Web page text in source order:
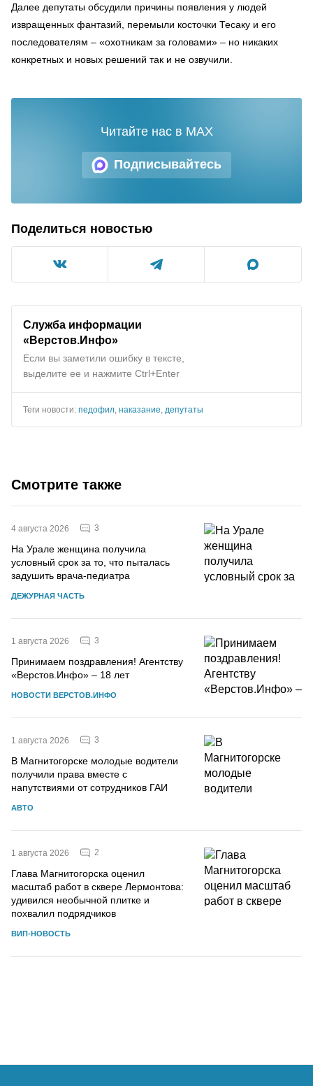
Далее депутаты обсудили причины появления у людей
извращенных фантазий, перемыли косточки Тесаку и его
последователям – «охотникам за головами» – но никаких
конкретных и новых решений так и не озвучили.
Подписывайтесь
Читайте нас в MAX
Поделиться новостью
Служба информации
«Верстов.Инфо»
Если вы заметили ошибку в тексте,
выделите ее и нажмите Ctrl+Enter
Теги новости: педофил наказание депутаты
Смотрите также
4 августа 2026 3
На Урале женщина получила
условный срок за то, что пыталась
задушить врача-педиатра
ДЕЖУРНАЯ ЧАСТЬ
1 августа 2026 3
Принимаем поздравления! Агентству
«Верстов.Инфо» – 18 лет
НОВОСТИ ВЕРСТОВ.ИНФО
1 августа 2026 3
В Магнитогорске молодые водители
получили права вместе с
напутствиями от сотрудников ГАИ
АВТО
1 августа 2026 2
Глава Магнитогорска оценил
масштаб работ в сквере Лермонтова:
удивился необычной плитке и
похвалил подрядчиков
ВИП-НОВОСТЬ